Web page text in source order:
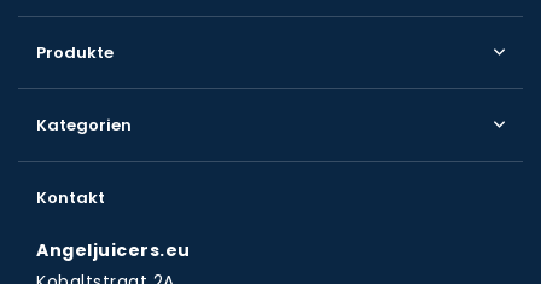
Produkte
Kategorien
Kontakt
Angeljuicers.eu